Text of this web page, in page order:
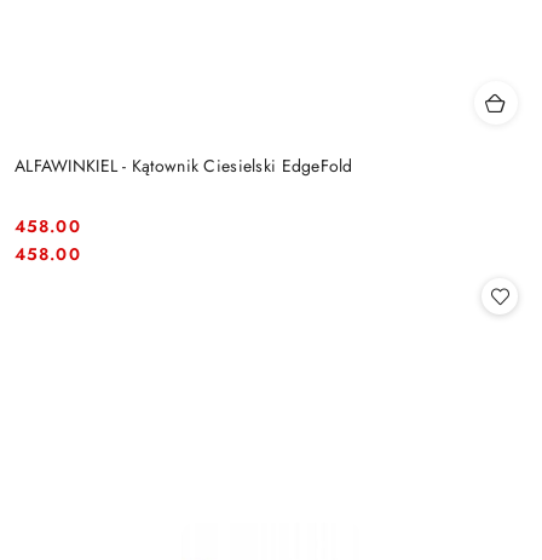
ALFAWINKIEL - Kątownik Ciesielski EdgeFold
Cena:
458.00
Cena:
458.00